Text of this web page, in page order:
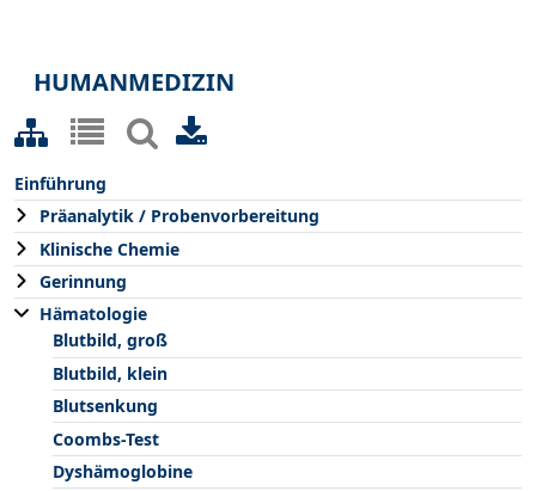
HUMANMEDIZIN
Einführung
Präanalytik / Probenvorbereitung
Klinische Chemie
Gerinnung
Hämatologie
Blutbild, groß
Blutbild, klein
Blutsenkung
Coombs-Test
Dyshämoglobine